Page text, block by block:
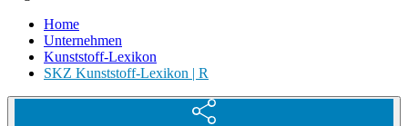
Home
Unternehmen
Kunststoff-Lexikon
SKZ Kunststoff-Lexikon | R